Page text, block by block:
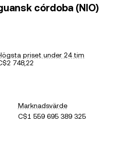
córdoba (NIO)
priset under 24 tim
748,22
Marknadsvärde
C$1 559 695 389 325